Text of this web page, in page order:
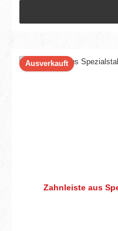
Ausverkauft
Zahnleiste aus